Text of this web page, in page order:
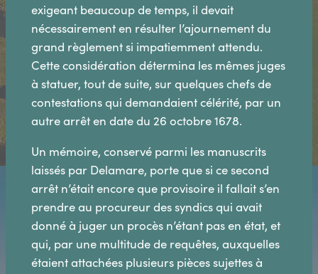
exigeant beaucoup de temps, il devait
nécessairement en résulter l’ajournement du
grand règlement si impatiemment attendu.
Cette considération détermina les mêmes juges
à statuer, tout de suite, sur quelques chefs de
contestations qui demandaient célérité, par un
autre arrêt en date du 26 octobre 1678.
Un mémoire, conservé parmi les manuscrits
laissés par Delamare, porte que si ce second
arrêt n’était encore que provisoire il fallait s’en
prendre au procureur des syndics qui avait
donné à juger un procès n’étant pas en état, et
qui, par une multitude de requêtes, auxquelles
étaient attachées plusieurs pièces sujettes à